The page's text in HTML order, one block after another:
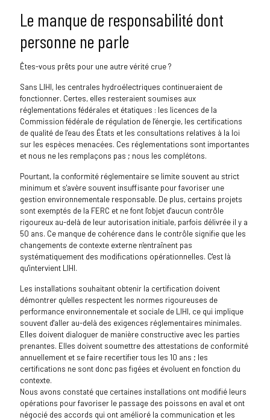
Le manque de responsabilité dont
personne ne parle
Êtes-vous prêts pour une autre vérité crue ?
Sans LIHI, les centrales hydroélectriques continueraient de
fonctionner. Certes, elles resteraient soumises aux
réglementations fédérales et étatiques : les licences de la
Commission fédérale de régulation de l’énergie, les certifications
de qualité de l’eau des États et les consultations relatives à la loi
sur les espèces menacées. Ces réglementations sont importantes
et nous ne les remplaçons pas ; nous les complétons.
Pourtant, la conformité réglementaire se limite souvent au strict
minimum et s'avère souvent insuffisante pour favoriser une
gestion environnementale responsable. De plus, certains projets
sont exemptés de la FERC et ne font l'objet d'aucun contrôle
rigoureux au-delà de leur autorisation initiale, parfois délivrée il y a
50 ans. Ce manque de cohérence dans le contrôle signifie que les
changements de contexte externe n'entraînent pas
systématiquement des modifications opérationnelles. C'est là
qu'intervient LIHI.
Les installations souhaitant obtenir la certification doivent
démontrer qu'elles respectent les normes rigoureuses de
performance environnementale et sociale de LIHI, ce qui implique
souvent d'aller au-delà des exigences réglementaires minimales.
Elles doivent dialoguer de manière constructive avec les parties
prenantes. Elles doivent soumettre des attestations de conformité
annuellement et se faire recertifier tous les 10 ans ; les
certifications ne sont donc pas figées et évoluent en fonction du
contexte.
Nous avons constaté que certaines installations ont modifié leurs
opérations pour favoriser le passage des poissons en aval et ont
négocié des accords qui ont amélioré la communication et les